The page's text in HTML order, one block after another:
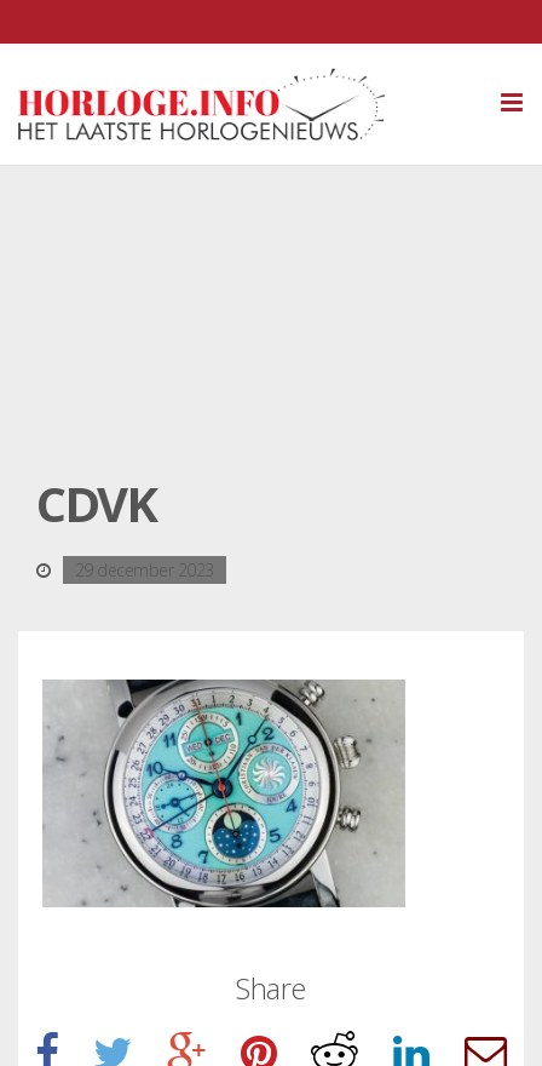
CDVK
29 december 2023
Share